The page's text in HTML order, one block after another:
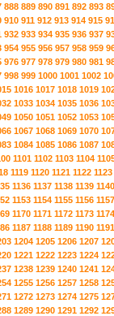
888 889 890 891 892 893
910 911 912 913 914 915
932 933 934 935 936 937
954 955 956 957 958 959
976 977 978 979 980 981
998 999 1000 1001 1002
1016 1017 1018 1019
1033 1034 1035 1036
1050 1051 1052 1053
1067 1068 1069 1070
1084 1085 1086 1087
1101 1102 1103 1104
1119 1120 1121 1122 1123
1136 1137 1138 1139 1140
1153 1154 1155 1156 1157
1170 1171 1172 1173 1174
1187 1188 1189 1190 1191
1204 1205 1206 1207
1221 1222 1223 1224
1238 1239 1240 1241
1255 1256 1257 1258
1272 1273 1274 1275
1289 1290 1291 1292